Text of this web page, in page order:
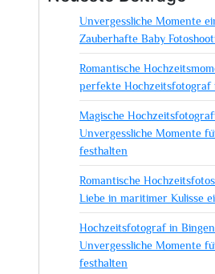
Unvergessliche Momente
Zauberhafte Baby
Romantische
perfekte Hochzeitsfotograf
Magische
Unvergessliche Momente
festhalten
Romantische
Liebe in maritimer Kulisse
Hochzeitsfotograf in
Unvergessliche Momente
festhalten